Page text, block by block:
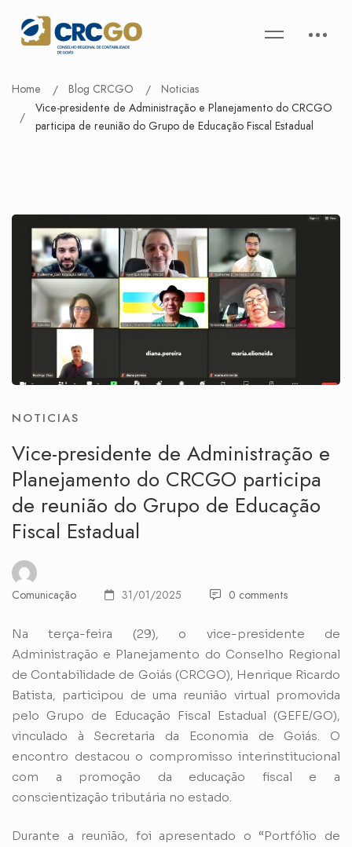
Home Blog CRCGO
Noticias
Vice-presidente de Administração e Planejamento do CRCGO
participa de reunião do Grupo de Educação Fiscal Estadual
NOTICIAS
Vice-presidente de Administração e
Planejamento do CRCGO participa
de reunião do Grupo de Educação
Fiscal Estadual
Comunicação 31/01/2025 0 comments
Na terça-feira (29), o vice-presidente de
Administração e Planejamento do Conselho Regional
de Contabilidade de Goiás (CRCGO), Henrique Ricardo
Batista, participou de uma reunião virtual promovida
pelo Grupo de Educação Fiscal Estadual (GEFE/GO),
vinculado à Secretaria da Economia de Goiás. O
encontro destacou o compromisso interinstitucional
com a promoção da educação fiscal e a
conscientização tributária no estado.
Durante a reunião, foi apresentado o “Portfólio de